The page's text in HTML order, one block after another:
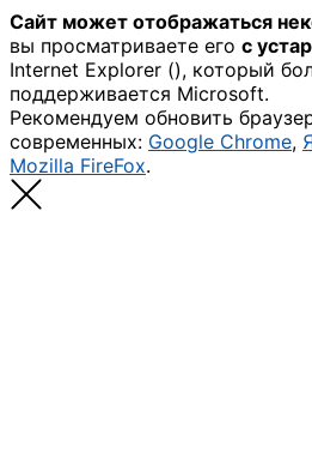
Сайт может отображаться
вы просматриваете его с
Internet Explorer (), который
поддерживается Microsoft.
Рекомендуем обновить
современных: Google Chrome,
Mozilla FireFox.